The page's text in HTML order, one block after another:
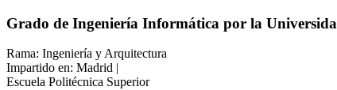
Grado de Ingeniería Informática por la
Rama: Ingeniería y Arquitectura
Impartido en: Madrid |
Escuela Politécnica Superior